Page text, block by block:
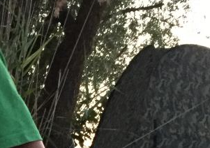
Pdf-Flyer "Angeln für Kinder
unter 10 Jahren"